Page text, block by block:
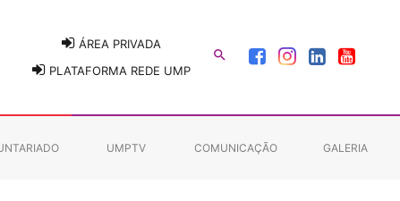
ÁREA PRIVADA
PLATAFORMA REDE UMP

UMPTV COMUNICAÇÃO GALERIA